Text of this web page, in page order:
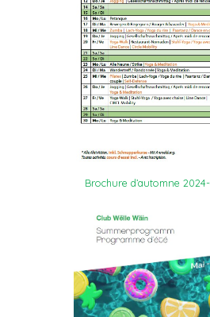
Brochure d’automne